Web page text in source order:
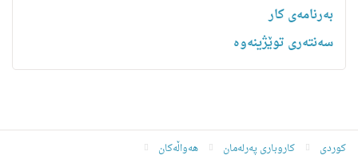
بەرنامەی کار
سەنتەری توێژینەوە
کوردی کاروباری پەرلەمان هەواڵەکان